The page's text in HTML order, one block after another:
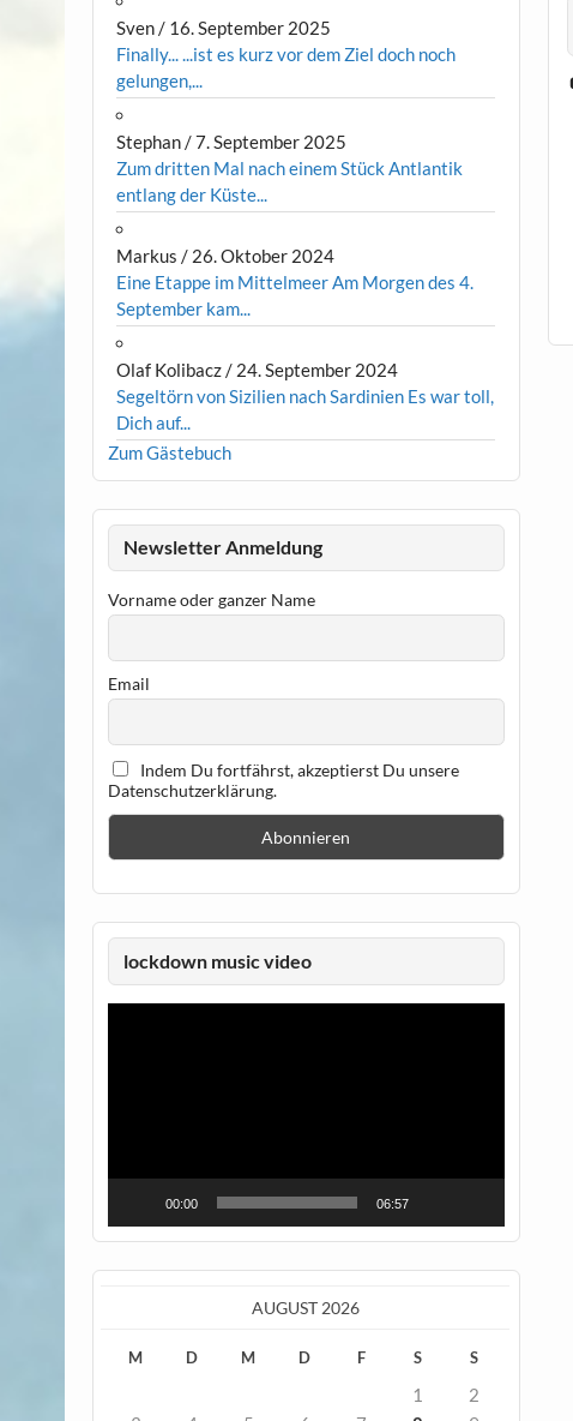
Sven/ 16. September 2025
Finally... ...ist es kurz vor dem Ziel doch noch
gelungen,...
Stephan/7. September 2025
Zum dritten Mal nach einem Stück Antlantik
entlang der Küste...
Markus / 26. Oktober 2024
Eine Etappe im Mittelmeer Am Morgen des 4.
September kam...
Olaf Kolibacz/ 24. September 2024
Segeltörn von Sizilien nach Sardinien Es war toll,
Dich auf...
Zum Gästebuch
Newsletter Anmeldung
Vorname oder ganzer Name
Email
Indem Du fortfährst, akzeptierst Du unsere
Datenschutzerklärung.
lockdown music video
Video-
00:00 06:57
AUGUST 2026
M D M D F S S
1
2